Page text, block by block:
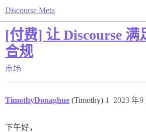
Discourse Meta
[付费] 让 Discourse 满
合规
市场
TimothyDonaghue (Timothy) 2023 年9
1
下午好，